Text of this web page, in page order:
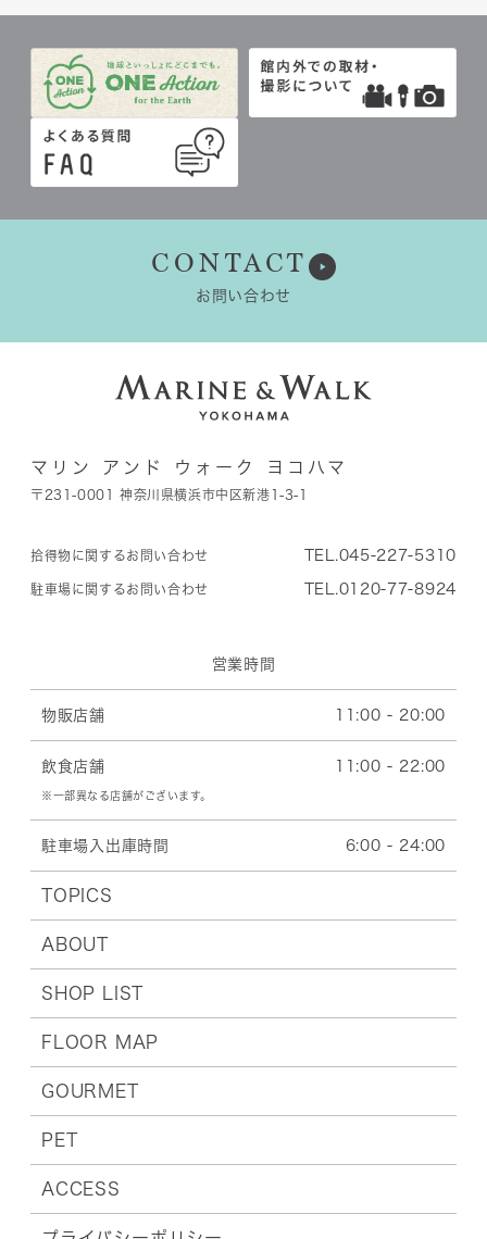
CONTACT
お問い合わせ
マリン アンド ウォーク ヨコハマ
〒231-0001 神奈川県横浜市中区新港1-3-1
拾得物に関するお問い合わせ TEL.045-227-5310
駐車場に関するお問い合わせ TEL.0120-77-8924
営業時間
物販店舗 11:00 - 20:00
飲食店舗
※一部異なる店舗がございます。
11:00 - 22:00
駐車場入出庫時間 6:00 - 24:00
TOPICS
ABOUT
SHOP LIST
FLOOR MAP
GOURMET
PET
ACCESS